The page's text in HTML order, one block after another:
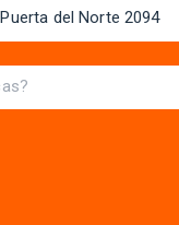
del Norte 2094